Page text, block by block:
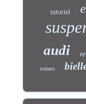
tutoriel
audi
romeo